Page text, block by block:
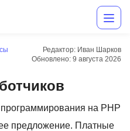
Редактор: Иван Шарков
Обновлено: 9 августа 2026
на PHP
предложение. Платные